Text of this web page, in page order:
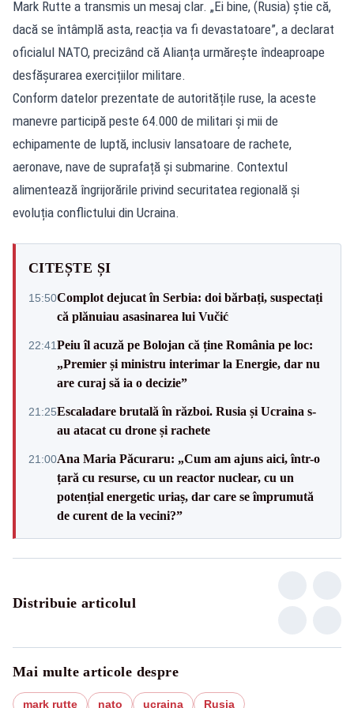
Mark Rutte a transmis un mesaj clar. „Ei bine, (Rusia) știe că,
dacă se întâmplă asta, reacția va fi devastatoare”, a declarat
oficialul NATO, precizând că Alianța urmărește îndeaproape
desfășurarea exercițiilor militare.
Conform datelor prezentate de autoritățile ruse, la aceste
manevre participă peste 64.000 de militari și mii de
echipamente de luptă, inclusiv lansatoare de rachete,
aeronave, nave de suprafață și submarine. Contextul
alimentează îngrijorările privind securitatea regională și
evoluția conflictului din Ucraina.
CITEȘTE ȘI
15:50Complot dejucat în Serbia: doi bărbați, suspectați
că plănuiau asasinarea lui Vučić
22:41Peiu îl acuză pe Bolojan că ține România pe loc:
„Premier și ministru interimar la Energie, dar nu
are curaj să ia o decizie”
21:25Escaladare brutală în război. Rusia și Ucraina s-
au atacat cu drone și rachete
21:00Ana Maria Păcuraru: „Cum am ajuns aici, într-o
țară cu resurse, cu un reactor nuclear, cu un
potențial energetic uriaș, dar care se împrumută
de curent de la vecini?”
Distribuie articolul
Mai multe articole despre
mark rutte nato ucraina Rusia